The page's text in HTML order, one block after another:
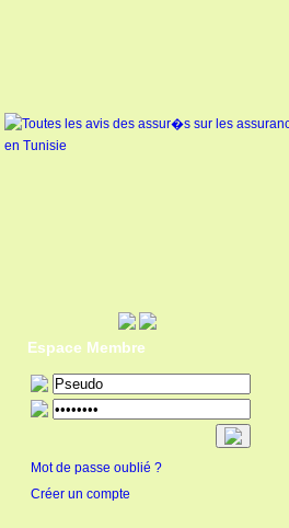
Espace Membre
Mot de passe oublié ?
Créer un compte